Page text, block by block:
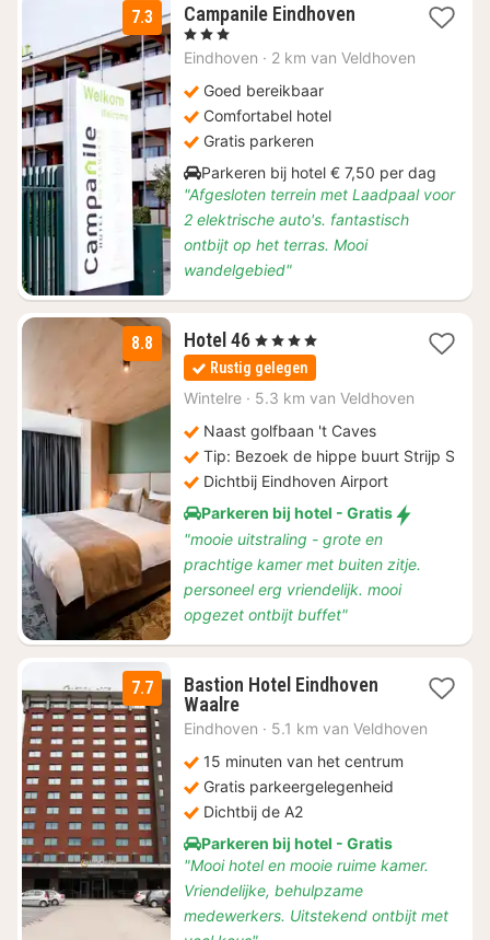
7.3 Campanile Eindhoven1
vanaf
, 3 Sterren
Eindhoven · 2 km van Veldhoven
Goed bereikbaar
Comfortabel hotel
Gratis parkeren
Parkeren bij hotel € 7,50 per dag
"Afgesloten terrein met Laadpaal voor
2 elektrische auto's. fantastisch
ontbijt op het terras. Mooi
wandelgebied"
8.8 Hotel 461
nacht
vanaf
€
, 4 Sterren
Rustig gelegen
Wintelre · 5.3 km van Veldhoven
Naast golfbaan 't Caves
Tip: Bezoek de hippe buurt Strijp S
Dichtbij Eindhoven Airport
Parkeren bij hotel - Gratis
"mooie uitstraling - grote en
prachtige kamer met buiten zitje.
personeel erg vriendelijk. mooi
opgezet ontbijt buffet"
7.7
Bastion Hotel Eindhoven
Waalre1
nacht
€
79
Eindhoven · 5.1 km van Veldhoven
15 minuten van het centrum
Gratis parkeergelegenheid
Dichtbij de A2
Parkeren bij hotel - Gratis
"Mooi hotel en mooie ruime kamer.
Vriendelijke, behulpzame
medewerkers. Uitstekend ontbijt met